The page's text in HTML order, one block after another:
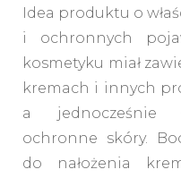
Idea produktu o
i ochronnych
kosmetyku miał
kremach i innych
a jednocześnie
ochronne skóry.
do nałożenia